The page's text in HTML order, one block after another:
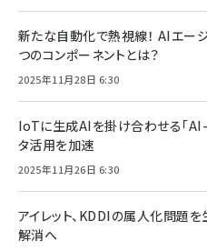
新たな自動化で熱視線！ AIエー
つのコンポーネントとは？
2025年11月28日 6:30
IoTに生成AIを掛け合わせる「
タ活用を加速
2025年11月26日 6:30
アイレット、KDDIの属人化問題
解消へ